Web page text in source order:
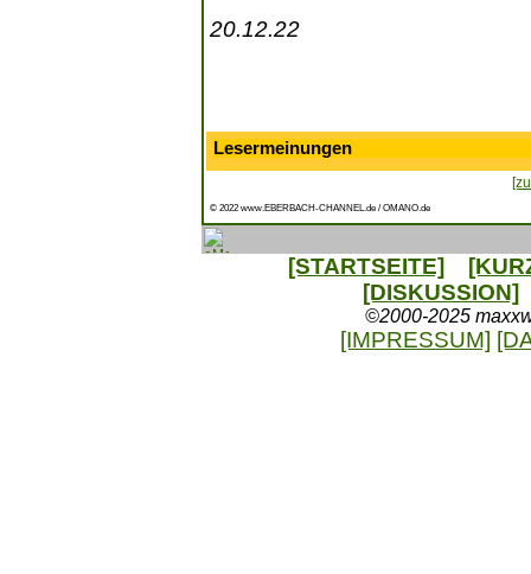
20.12.22
Lesermeinungen
© 2022 www.EBERBACH-CHANNEL.de / OMANO.de
[STARTSEITE]
[DISKUSSION]
©2000-2025
[IMPRESSUM]